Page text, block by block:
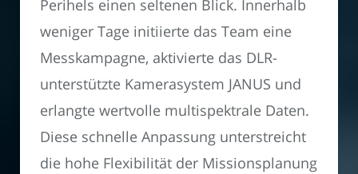
Perihels einen seltenen Blick. Innerhalb
weniger Tage initiierte das Team eine
Messkampagne, aktivierte das DLR-
unterstützte Kamerasystem JANUS und
erlangte wertvolle multispektrale Daten.
Diese schnelle Anpassung unterstreicht
die hohe Flexibilität der Missionsplanung